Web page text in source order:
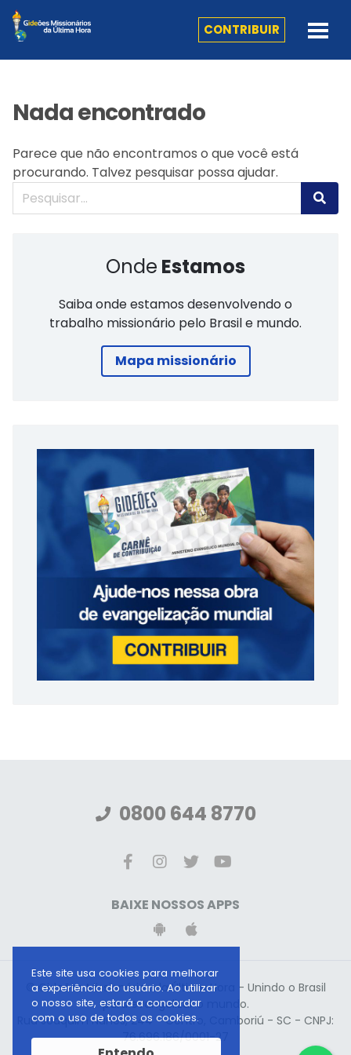
CONTRIBUIR
Nada encontrado
Parece que não encontramos o que você está
procurando. Talvez pesquisar possa ajudar.
Onde Estamos
Saiba onde estamos desenvolvendo o
trabalho missionário pelo Brasil e mundo.
Mapa missionário
Este site usa cookies para melhorar
a experiência do usuário. Ao utilizar
o nosso site, estará a concordar
com o uso de todos os cookies.
0800 644 8770
BAIXE NOSSOS APPS
© Gideões Missionários da Última Hora - Unindo o Brasil
para evangelizar o mundo.
Rua Joaquim Nunes, 244 - Centro, Camboriú - SC - CNPJ:
76.696.186/0001-27